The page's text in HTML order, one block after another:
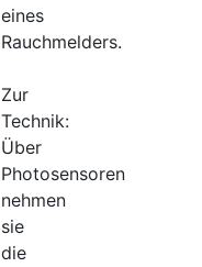
eines
Rauchmelders.
Zur
Technik:
Über
Photosensoren
nehmen
sie
die